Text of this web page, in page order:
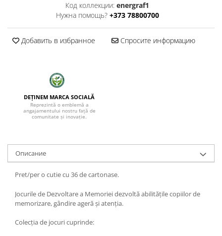
Код коллекции: energraf1
Нужна помощь? +373 78800700
Добавить в избранное Спросите информацию
DEȚINEM MARCA SOCIALĂ
Reprezintă o emblemă a
angajamentului nostru față de
comunitate și inovație.
Oписание
Pret/per o cutie cu 36 de cartonase.
Jocurile de Dezvoltare a Memoriei dezvoltă abilitățile copiilor de
memorizare, gândire ageră și atenția.
Colecția de jocuri cuprinde: